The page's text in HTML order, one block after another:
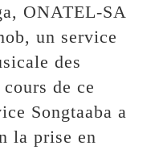
ONATEL-SA
un service
des
de ce
Songtaaba a
la prise en